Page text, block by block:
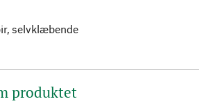
selvklæbende
produktet